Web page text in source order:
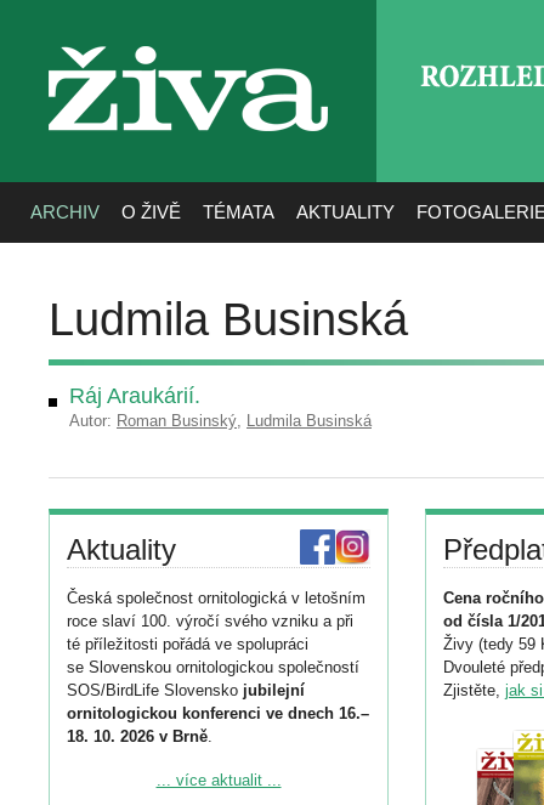
živa
ARCHIV O ŽIVĚ TÉMATA AKTUALITY
Ludmila Businská
Ráj Araukárií.
Autor: Roman Businský, Ludmila Businská
Aktuality
Česká společnost ornitologická v letošním
roce slaví 100. výročí svého vzniku a při
té příležitosti pořádá ve spolupráci
se Slovenskou ornitologickou společností
SOS/BirdLife Slovensko jubilejní
ornitologickou konferenci ve dnech 16.–
18. 10. 2026 v Brně.
Podrobnější informace ke konferenci
... více aktualit ...
Cena
od čísla 1/
Živy (tedy 59
Dvouleté
Zjistěte, jak